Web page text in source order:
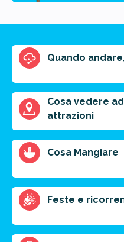
Riassunto dell'articolo
Scegli il formato del riassunto
Breve
prossima
FAI PREVENTIVO
Quando
Cosa vedere
attrazioni
Cosa Mangiare
Feste e